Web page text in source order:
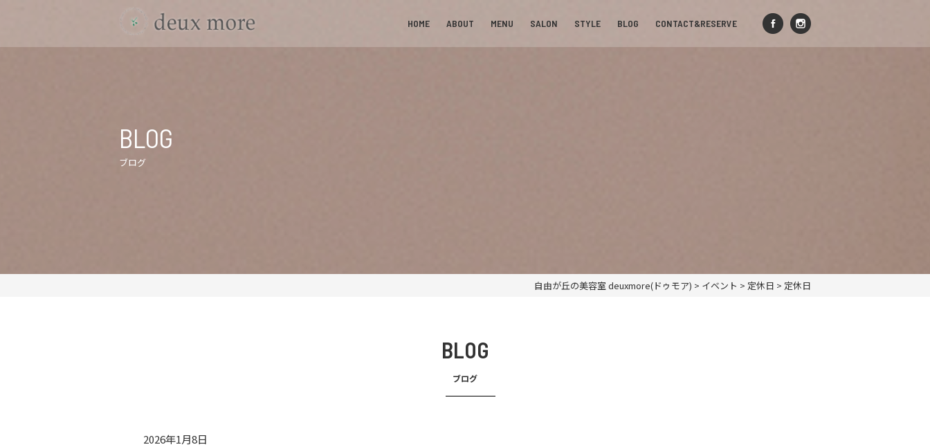
HOME ABOUT MENU SALON STYLE BLOG CONTACT&RESERVE
BLOG
ブログ
自由が丘の美容室 deuxmore(ドゥモア) > イベント > 定休日 > 定休日
BLOG
ブログ
2026年1月8日